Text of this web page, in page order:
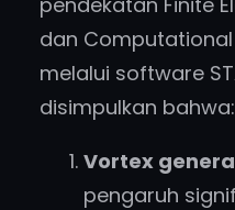
dan Computational
melalui software
disimpulkan bahwa:
Vortex
pengaruh